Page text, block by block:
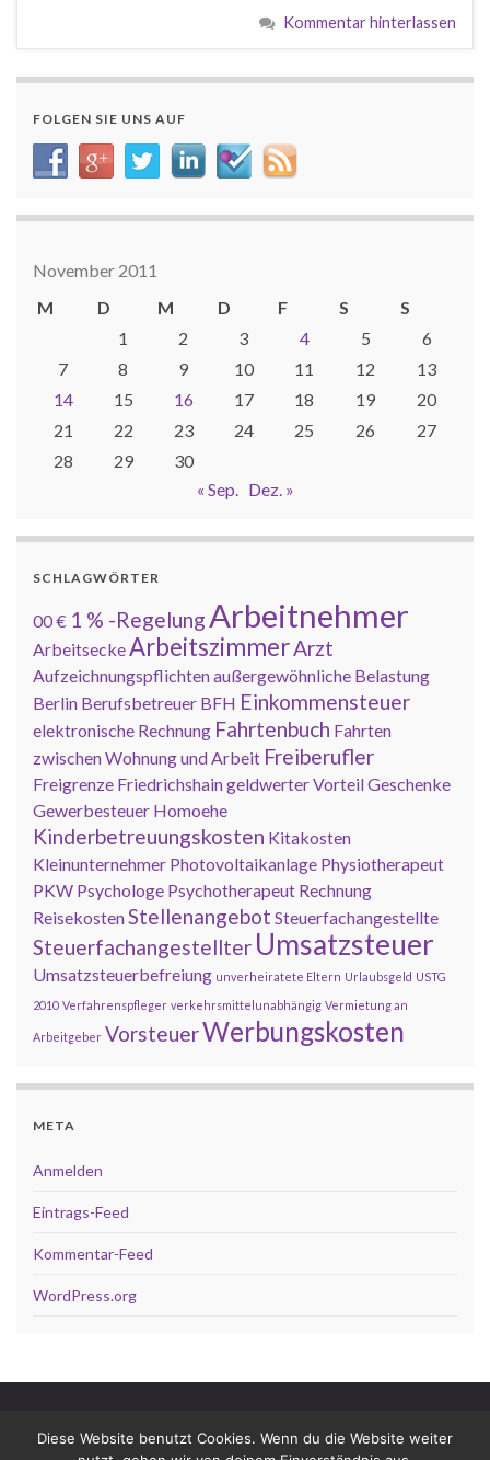
Kommentar hinterlassen
FOLGEN SIE UNS AUF
November 2011
M
D M D F S
S
1
2 3 4 5
6
7
8 9 10 11 12
13
14
15 16 17 18 19
20
21
22 23 24 25 26
27
28
29
30
« Sep. Dez. »
SCHLAGWÖRTER
00 € 1 % -RegelungArbeitnehmer
ArbeitseckeArbeitszimmerArzt
Aufzeichnungspflichtenaußergewöhnliche Belastung
Berlin Berufsbetreuer BFH Einkommensteuer
elektronische Rechnung Fahrtenbuch Fahrten
zwischen Wohnung und Arbeit Freiberufler
Freigrenze Friedrichshaingeldwerter VorteilGeschenke
Gewerbesteuer Homoehe
Kinderbetreuungskosten Kitakosten
Kleinunternehmer Photovoltaikanlage Physiotherapeut
PKW Psychologe Psychotherapeut Rechnung
ReisekostenStellenangebot Steuerfachangestellte
Steuerfachangestellter Umsatzsteuer
Umsatzsteuerbefreiung unverheiratete Eltern Urlaubsgeld USTG
2010 Verfahrenspfleger verkehrsmittelunabhängig Vermietung an
Arbeitgeber VorsteuerWerbungskosten
META
Anmelden
Eintrags-Feed
Kommentar-Feed
WordPress.org
Dop­pel­be­steue­rungs­ab­kom­men
Diese Website benutzt Cookies. Wenn du die Website weiter